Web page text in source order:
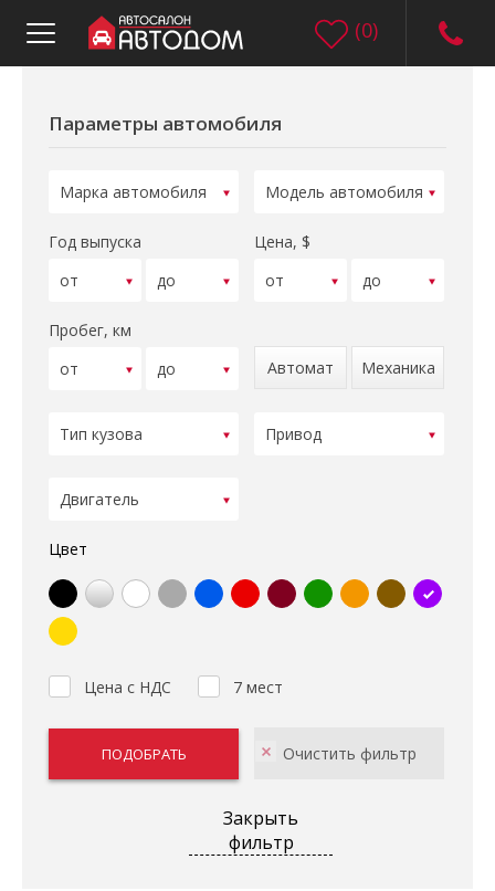
(0)
Параметры автомобиля
Год выпуска Цена, $
Пробег, км
Автомат
Механика
Цвет
Цена с НДС 7 мест
Закрыть
фильтр